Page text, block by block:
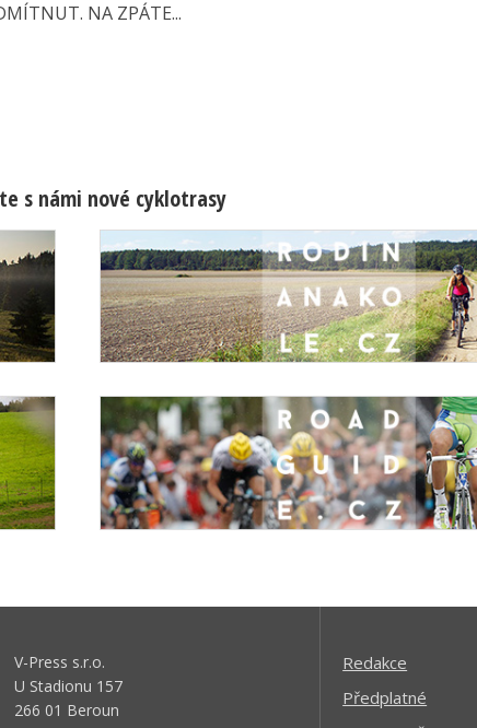
NA ZPÁTE...
s námi nové cyklotrasy
V-Press s.r.o.
U Stadionu 157
266 01 Beroun
Redakce
Předplatné